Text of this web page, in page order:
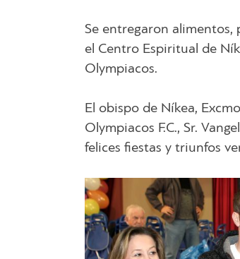
Se entregaron alimentos,
el Centro Espiritual de
Olympiacos.
El obispo de Níkea,
Olympiacos F.C., Sr.
felices fiestas y triunfos